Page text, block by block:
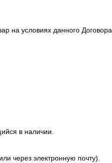
на условиях данного Договора.
в наличии.
через электронную почту).